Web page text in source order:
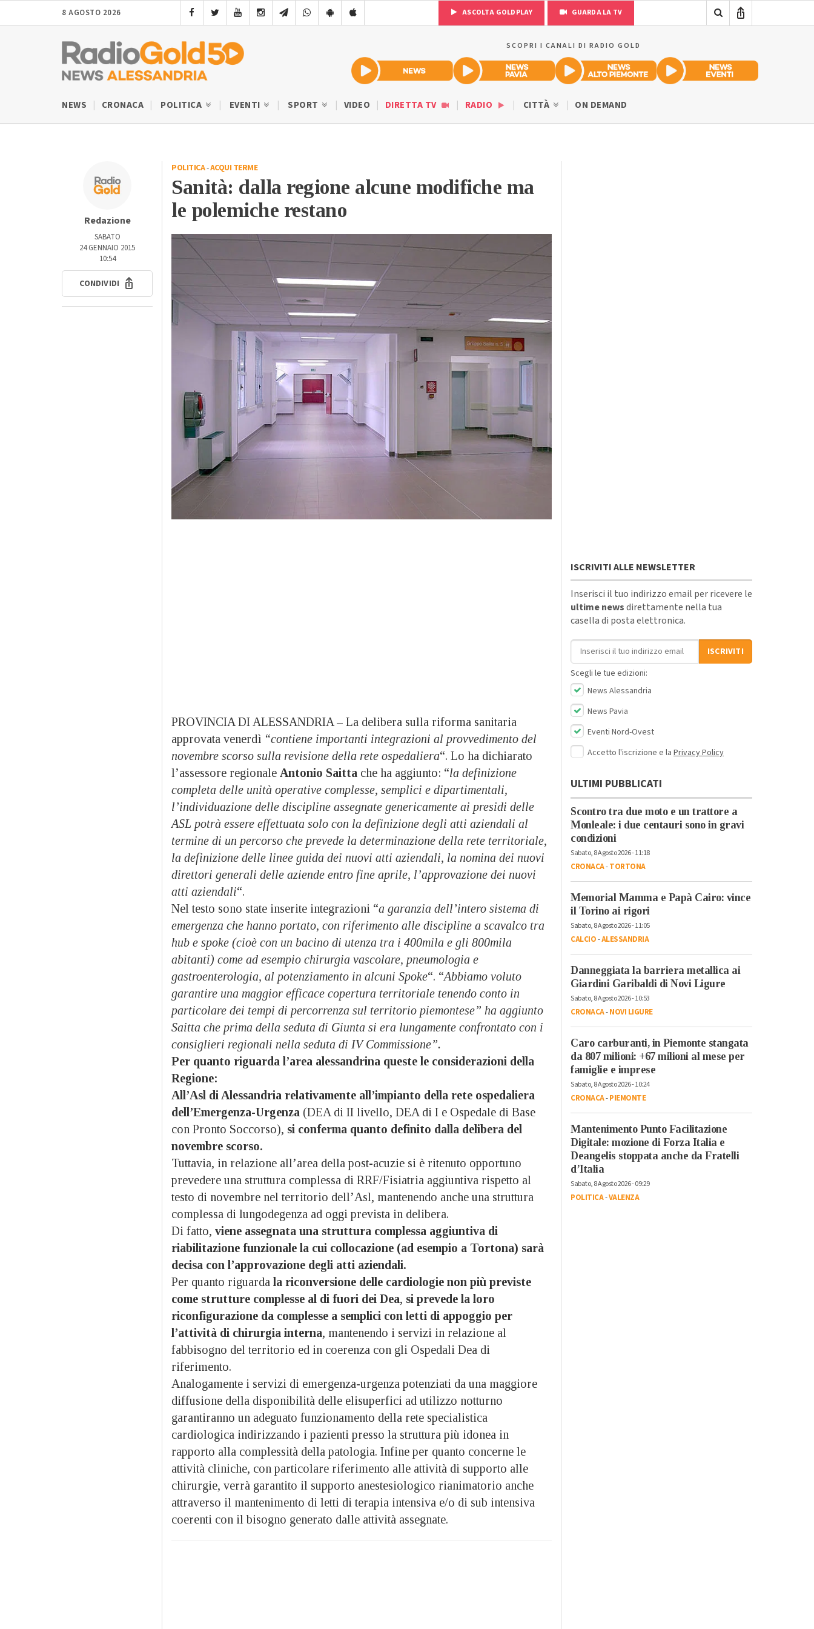
8 AGOSTO 2026 ASCOLTA GOLDPLAY GUARDA LA TV
SCOPRI I CANALI DI RADIO GOLD
NEWS CRONACA POLITICA EVENTI SPORT VIDEO DIRETTA TV RADIO CITTÀ ON DEMAND
Redazione
SABATO
24 GENNAIO 2015
10:54
CONDIVIDI
POLITICA-ACQUI TERME
Sanità: dalla regione alcune modifiche ma
le polemiche restano
PROVINCIA DI ALESSANDRIA – La delibera sulla riforma sanitaria
approvata venerdì “contiene importanti integrazioni al provvedimento del
novembre scorso sulla revisione della rete ospedaliera“. Lo ha dichiarato
l’assessore regionale Antonio Saitta che ha aggiunto: “la definizione
completa delle unità operative complesse, semplici e dipartimentali,
l’individuazione delle discipline assegnate genericamente ai presidi delle
ASL potrà essere effettuata solo con la definizione degli atti aziendali al
termine di un percorso che prevede la determinazione della rete territoriale,
la definizione delle linee guida dei nuovi atti aziendali, la nomina dei nuovi
direttori generali delle aziende entro fine aprile, l’approvazione dei nuovi
atti aziendali“.
Nel testo sono state inserite integrazioni “a garanzia dell’intero sistema di
emergenza che hanno portato, con riferimento alle discipline a scavalco tra
hub e spoke (cioè con un bacino di utenza tra i 400mila e gli 800mila
abitanti) come ad esempio chirurgia vascolare, pneumologia e
gastroenterologia, al potenziamento in alcuni Spoke“. “Abbiamo voluto
garantire una maggior efficace copertura territoriale tenendo conto in
particolare dei tempi di percorrenza sul territorio piemontese” ha aggiunto
Saitta che prima della seduta di Giunta si era lungamente confrontato con i
consiglieri regionali nella seduta di IV Commissione”.
Per quanto riguarda l’area alessandrina queste le considerazioni della
Regione:
All’Asl di Alessandria relativamente all’impianto della rete ospedaliera
dell’Emergenza-Urgenza (DEA di II livello, DEA di I e Ospedale di Base
con Pronto Soccorso), si conferma quanto definito dalla delibera del
novembre scorso.
Tuttavia, in relazione all’area della post-acuzie si è ritenuto opportuno
prevedere una struttura complessa di RRF/Fisiatria aggiuntiva rispetto al
testo di novembre nel territorio dell’Asl, mantenendo anche una struttura
complessa di lungodegenza ad oggi prevista in delibera.
Di fatto, viene assegnata una struttura complessa aggiuntiva di
riabilitazione funzionale la cui collocazione (ad esempio a Tortona) sarà
decisa con l’approvazione degli atti aziendali.
Per quanto riguarda la riconversione delle cardiologie non più previste
come strutture complesse al di fuori dei Dea, si prevede la loro
riconfigurazione da complesse a semplici con letti di appoggio per
l’attività di chirurgia interna, mantenendo i servizi in relazione al
fabbisogno del territorio ed in coerenza con gli Ospedali Dea di
riferimento.
Analogamente i servizi di emergenza-urgenza potenziati da una maggiore
diffusione della disponibilità delle elisuperfici ad utilizzo notturno
garantiranno un adeguato funzionamento della rete specialistica
cardiologica indirizzando i pazienti presso la struttura più idonea in
rapporto alla complessità della patologia. Infine per quanto concerne le
attività cliniche, con particolare riferimento alle attività di supporto alle
chirurgie, verrà garantito il supporto anestesiologico rianimatorio anche
attraverso il mantenimento di letti di terapia intensiva e/o di sub intensiva
coerenti con il bisogno generato dalle attività assegnate.
ISCRIVITI ALLE NEWSLETTER
Inserisci il tuo indirizzo email per ricevere le
ultime newsdirettamente nella tua
casella di posta elettronica.
Indirizzo email
ISCRIVITI
Scegli le tue edizioni:
News Alessandria
News Pavia
Eventi Nord-Ovest
Accetto l'iscrizione e la Privacy Policy
ULTIMI PUBBLICATI
Scontro tra due moto e un trattore a
Monleale: i due centauri sono in gravi
condizioni
Sabato, 8 Agosto 2026 - 11:18
CRONACA-TORTONA
Memorial Mamma e Papà Cairo: vince
il Torino ai rigori
Sabato, 8 Agosto 2026 - 11:05
CALCIO-ALESSANDRIA
Danneggiata la barriera metallica ai
Giardini Garibaldi di Novi Ligure
Sabato, 8 Agosto 2026 - 10:53
CRONACA-NOVI LIGURE
Caro carburanti, in Piemonte stangata
da 807 milioni: +67 milioni al mese per
famiglie e imprese
Sabato, 8 Agosto 2026 - 10:24
CRONACA-PIEMONTE
Mantenimento Punto Facilitazione
Digitale: mozione di Forza Italia e
Deangelis stoppata anche da Fratelli
d’Italia
Sabato, 8 Agosto 2026 - 09:29
POLITICA-VALENZA